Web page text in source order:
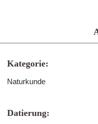
Kategorie:
Naturkunde
Datierung: